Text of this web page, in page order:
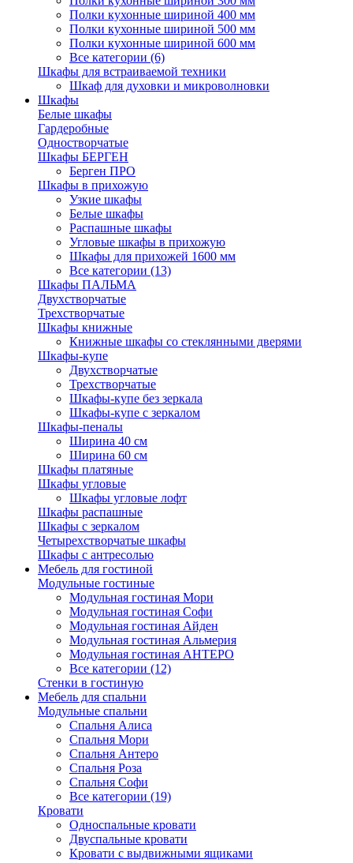
Полки кухонные шириной 400 мм
Полки кухонные шириной 500 мм
Полки кухонные шириной 600 мм
Все категории (6)
Шкафы для встраиваемой техники
Шкаф для духовки и микроволновки
Шкафы
Белые шкафы
Гардеробные
Одностворчатые
Шкафы БЕРГЕН
Берген ПРО
Шкафы в прихожую
Узкие шкафы
Белые шкафы
Распашные шкафы
Угловые шкафы в прихожую
Шкафы для прихожей 1600 мм
Все категории (13)
Шкафы ПАЛЬМА
Двухстворчатые
Трехстворчатые
Шкафы книжные
Книжные шкафы со стеклянными дверями
Шкафы-купе
Двухстворчатые
Трехстворчатые
Шкафы-купе без зеркала
Шкафы-купе с зеркалом
Шкафы-пеналы
Ширина 40 см
Ширина 60 см
Шкафы платяные
Шкафы угловые
Шкафы угловые лофт
Шкафы распашные
Шкафы с зеркалом
Четырехстворчатые шкафы
Шкафы с антресолью
Мебель для гостиной
Модульные гостиные
Модульная гостиная Мори
Модульная гостиная Софи
Модульная гостиная Айден
Модульная гостиная Альмерия
Модульная гостиная АНТЕРО
Все категории (12)
Стенки в гостиную
Мебель для спальни
Модульные спальни
Спальня Алиса
Спальня Мори
Спальня Антеро
Спальня Роза
Спальня Софи
Все категории (19)
Кровати
Односпальные кровати
Двуспальные кровати
Кровати с выдвижными ящиками